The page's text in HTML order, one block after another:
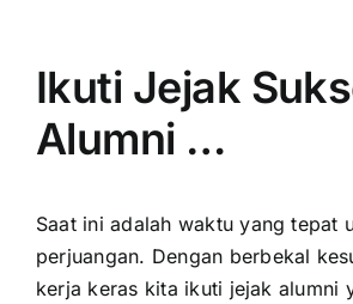
Ikuti Jejak
Alumni …
Saat ini adalah waktu yang tepat
perjuangan. Dengan berbekal
kerja keras kita ikuti jejak alumni